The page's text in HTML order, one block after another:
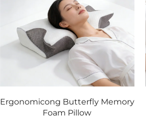
Ergonomicong Butterfly Memory
Foam Pillow